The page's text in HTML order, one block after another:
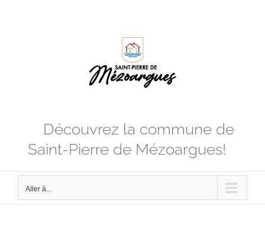
Découvrez la commune de
Saint-Pierre de Mézoargues!
Aller à...